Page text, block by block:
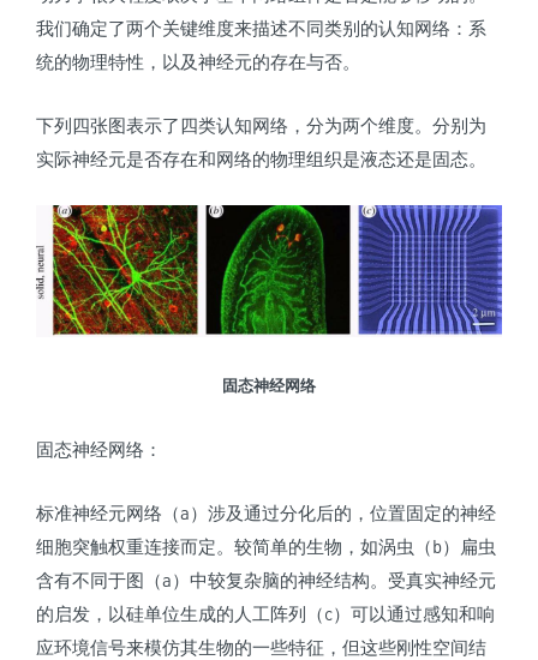
我们确定了两个关键维度来描述不同类别的认知网络：系
统的物理特性，以及神经元的存在与否。
下列四张图表示了四类认知网络，分为两个维度。分别为
实际神经元是否存在和网络的物理组织是液态还是固态。
固态神经网络
固态神经网络：
标准神经元网络（a）涉及通过分化后的，位置固定的神经
细胞突触权重连接而定。较简单的生物，如涡虫（b）扁虫
含有不同于图（a）中较复杂脑的神经结构。受真实神经元
的启发，以硅单位生成的人工阵列（c）可以通过感知和响
应环境信号来模仿其生物的一些特征，但这些刚性空间结